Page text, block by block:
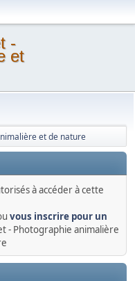
-
et
et de nature
à accéder à cette
vous inscrire pour un
- Photographie animalière